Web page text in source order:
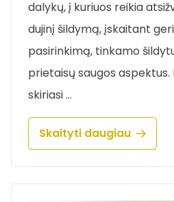
dalykų, į kuriuos reikia
dujinį šildymą, įskaitant
pasirinkimą, tinkamo
prietaisų saugos aspektus.
skiriasi …
Skaityti daugiau